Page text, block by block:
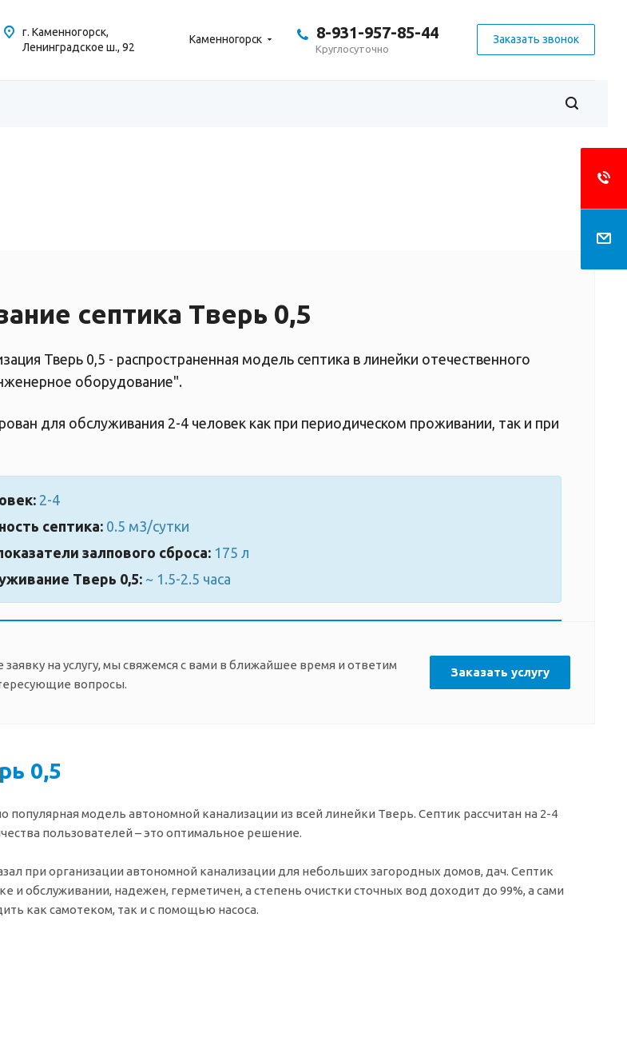
Каменногорск 8-931-957-85-44
Круглосуточно
Заказать звонок
г. Каменногорск,
Ленинградское ш., 92
септика Тверь 0,5
Тверь 0,5 - распространенная модель септика в линейки отечественного
оборудование".
для обслуживания 2-4 человек как при периодическом проживании, так и при
2-4
септика: 0.5 м3/сутки
залпового сброса: 175 л
Тверь 0,5: ~ 1.5-2.5 часа
на услугу, мы свяжемся с вами в ближайшее время и ответим
вопросы.
Заказать услугу
0,5
популярная модель автономной канализации из всей линейки Тверь. Септик рассчитан на 2-4
пользователей – это оптимальное решение.
при организации автономной канализации для небольших загородных домов, дач. Септик
и обслуживании, надежен, герметичен, а степень очистки сточных вод доходит до 99%, а сами
как самотеком, так и с помощью насоса.